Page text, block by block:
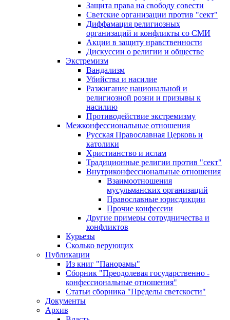
Защита права на свободу совести
Светские организации против "сект"
Диффамация религиозных
организаций и конфликты со СМИ
Акции в защиту нравственности
Дискуссии о религии и обществе
Экстремизм
Вандализм
Убийства и насилие
Разжигание национальной и
религиозной розни и призывы к
насилию
Противодействие экстремизму
Межконфессиональные отношения
Русская Православная Церковь и
католики
Христианство и ислам
Традиционные религии против "сект"
Внутриконфессиональные отношения
Взаимоотношения
мусульманских организаций
Православные юрисдикции
Прочие конфессии
Другие примеры сотрудничества и
конфликтов
Курьезы
Сколько верующих
Публикации
Из книг "Панорамы"
Сборник "Преодолевая государственно -
конфессиональные отношения"
Статьи сборника "Пределы светскости"
Документы
Архив